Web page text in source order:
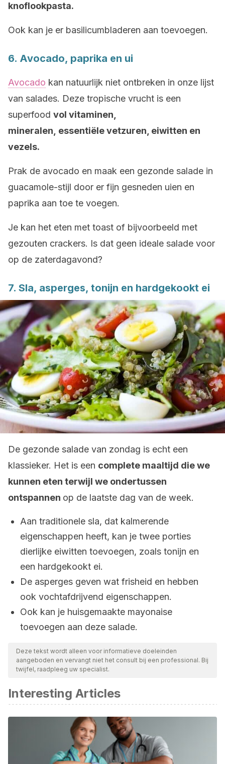
knoflookpasta.
Ook kan je er basilicumbladeren aan toevoegen.
6. Avocado, paprika en ui
Avocado kan natuurlijk niet ontbreken in onze lijst
van salades. Deze tropische vrucht is een
superfood vol vitaminen,
mineralen, essentiële vetzuren, eiwitten en
vezels.
Prak de avocado en maak een gezonde salade in
guacamole-stijl door er fijn gesneden uien en
paprika aan toe te voegen.
Je kan het eten met toast of bijvoorbeeld met
gezouten crackers. Is dat geen ideale salade voor
op de zaterdagavond?
7. Sla, asperges, tonijn en hardgekookt ei
De gezonde salade van zondag is echt een
klassieker. Het is een complete maaltijd die we
kunnen eten terwijl we ondertussen
ontspannen op de laatste dag van de week.
Aan traditionele sla, dat kalmerende
eigenschappen heeft, kan je twee porties
dierlijke eiwitten toevoegen, zoals tonijn en
een hardgekookt ei.
De asperges geven wat frisheid en hebben
ook vochtafdrijvend eigenschappen.
Ook kan je huisgemaakte mayonaise
toevoegen aan deze salade.
Deze tekst wordt alleen voor informatieve doeleinden
aangeboden en vervangt niet het consult bij een professional. Bij
twijfel, raadpleeg uw specialist.
Interesting Articles